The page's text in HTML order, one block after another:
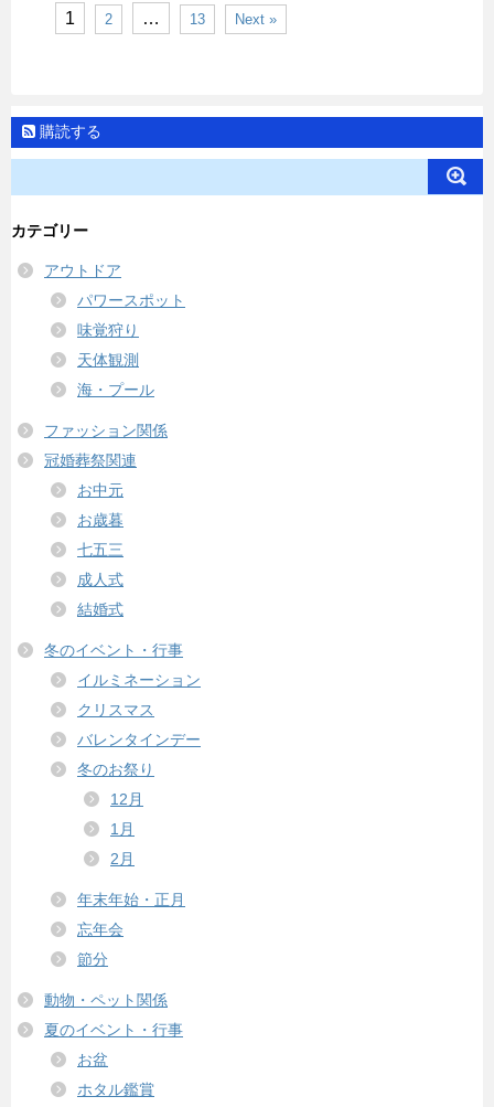
1 2 … 13 Next »
購読する
カテゴリー
アウトドア
パワースポット
味覚狩り
天体観測
海・プール
ファッション関係
冠婚葬祭関連
お中元
お歳暮
七五三
成人式
結婚式
冬のイベント・行事
イルミネーション
クリスマス
バレンタインデー
冬のお祭り
12月
1月
2月
年末年始・正月
忘年会
節分
動物・ペット関係
夏のイベント・行事
お盆
ホタル鑑賞